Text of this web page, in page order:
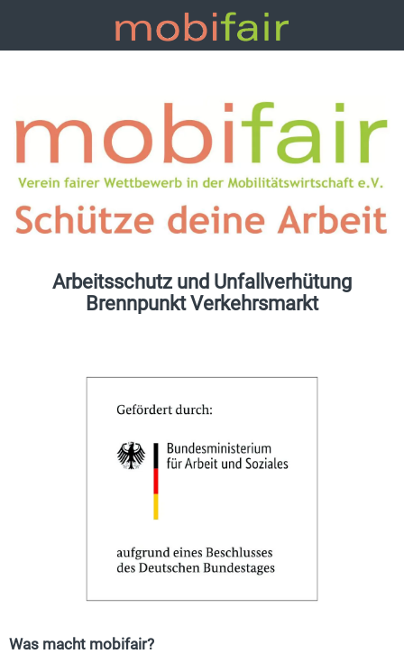
Arbeitsschutz und Unfallverhütung
Brennpunkt Verkehrsmarkt
Was macht mobifair?